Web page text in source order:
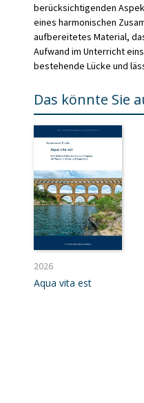
berücksichtigenden
eines harmonischen
aufbereitetes Material,
Aufwand im Unterricht
bestehende Lücke und
Das könnte Sie
2026
Aqua vita est